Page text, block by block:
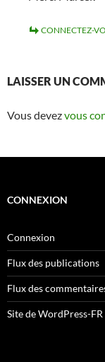
CONNECTEZ-
LAISSER UN
Vous devezvous
CONNEXION
Connexion
Flux des publications
Flux des
Site de WordPress-FR